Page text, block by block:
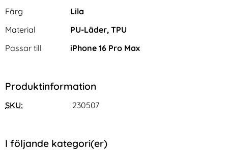
Egenskaper/attribut för denna produkt
Attribut
Färg
Lila
Material
PU-Läder, TPU
Passar till
iPhone 16 Pro Max
Produktinformation
SKU: 230507
I följande kategori(er)